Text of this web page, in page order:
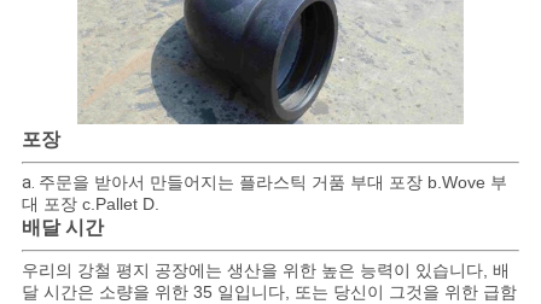
포장
a. 주문을 받아서 만들어지는 플라스틱 거품 부대 포장 b.Wove 부
대 포장 c.Pallet D.
배달 시간
우리의 강철 평지 공장에는 생산을 위한 높은 능력이 있습니다, 배
달 시간은 소량을 위한 35 일입니다, 또는 당신이 그것을 위한 급함